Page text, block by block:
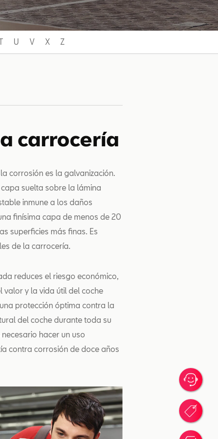
U V X Z
carrocería
corrosión es la galvanización.
suelta sobre la lámina
inmune a los daños
finísima capa de menos de 20
superficies más finas. Es
de la carrocería.
reduces el riesgo económico,
valor y la vida útil del coche
protección óptima contra la
del coche durante toda su
hacer un uso
contra corrosión de doce años
Me